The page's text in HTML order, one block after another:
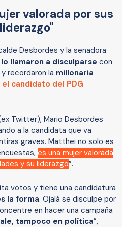
valorada por sus
Desbordes y la senadora
llamaron a disculparse con
recordaron la millonaria
el candidato del PDG
Twitter), Mario Desbordes
a la candidata que va
graves. Matthei no solo es
es una mujer valorada
y su liderazgo”.
votos y tiene una candidatura
la forma. Ojalá se disculpe por
en hacer una campaña
tampoco en política”,